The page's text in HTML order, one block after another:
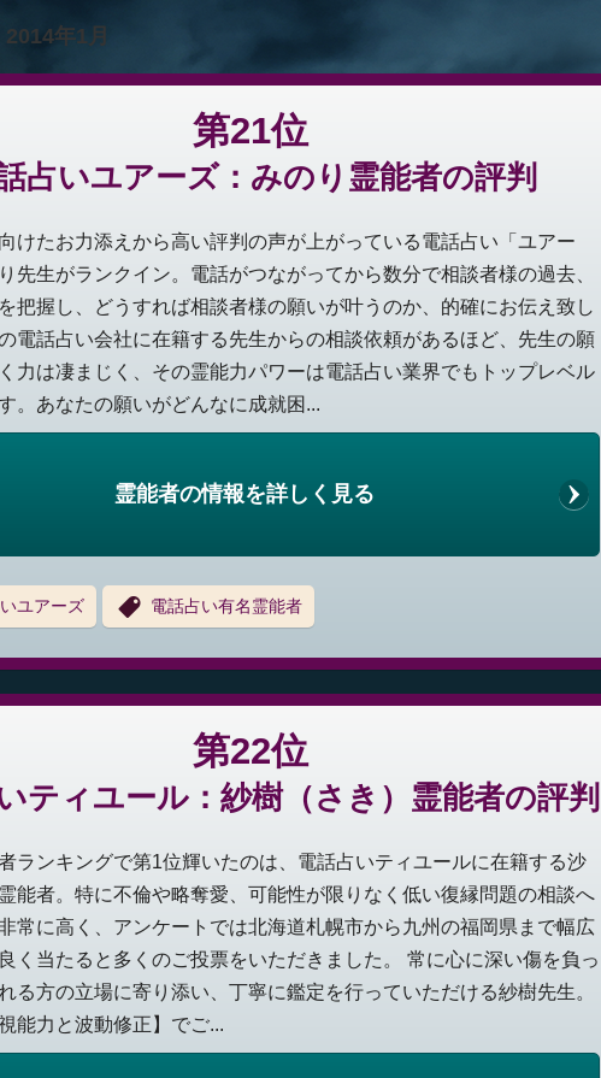
2014年1月
第21位
占いユアーズ：みのり霊能者の評判
けたお力添えから高い評判の声が上がっている電話占い「ユアー
先生がランクイン。電話がつながってから数分で相談者様の過去、
把握し、どうすれば相談者様の願いが叶うのか、的確にお伝え致し
電話占い会社に在籍する先生からの相談依頼があるほど、先生の願
力は凄まじく、その霊能力パワーは電話占い業界でもトップレベル
。あなたの願いがどんなに成就困...
霊能者の情報を詳しく見る
ユアーズ 電話占い有名霊能者
第22位
ティユール：紗樹（さき）霊能者の評判
ランキングで第1位輝いたのは、電話占いティユールに在籍する沙
能者。特に不倫や略奪愛、可能性が限りなく低い復縁問題の相談へ
常に高く、アンケートでは北海道札幌市から九州の福岡県まで幅広
く当たると多くのご投票をいただきました。 常に心に深い傷を負っ
る方の立場に寄り添い、丁寧に鑑定を行っていただける紗樹先生。
能力と波動修正】でご...